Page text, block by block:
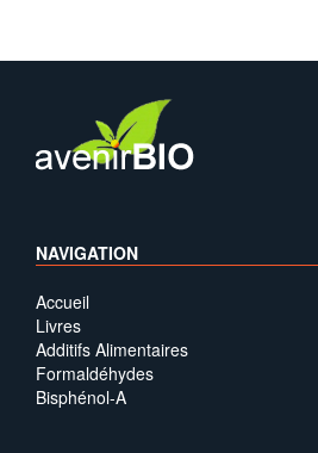
NAVIGATION
Accueil
Livres
Additifs Alimentaires
Formaldéhydes
Bisphénol-A